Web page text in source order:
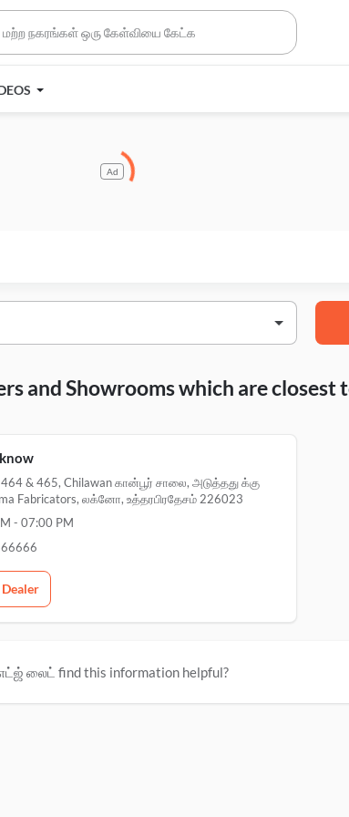
Ad
and Showrooms which are
& 465, Chilawan கான்பூர் சாலை, அடுத்தது க்கு
Fabricators, லக்னோ, உத்தரபிரதேசம் 226023
- 07:00 PM
லைட் find this information helpful?